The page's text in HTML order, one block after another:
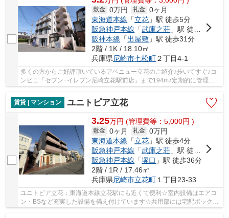
敷金 0万円 礼金 0ヶ月
東海道本線 「立花 」駅 徒歩5分
阪急神戸本線 「武庫之荘 」駅 徒歩30分
阪神本線 「出屋敷 」駅 徒歩31分
2階 / 1K / 18.10㎡
兵庫県尼崎市七松町２丁目4-1
多くの方からご好評頂いているアベニュー立花のご紹介♪歩いてすぐ♪コ
ンビニ「セブン−イレブン尼崎立花駅前店」まで194m♪定期的に管理人
賃貸 | マンション
ユニトピア立花
3.25万円 (管理費等：5,000円 )
敷金 0ヶ月 礼金 0万円
東海道本線 「立花 」駅 徒歩4分
阪急神戸本線 「武庫之荘 」駅 徒歩28分
阪急神戸本線 「塚口 」駅 徒歩36分
2階 / 1R / 17.46㎡
兵庫県尼崎市立花町 １丁目23-33
ユニトピア立花：東海道本線立花駅にも近くて便利☆室内設備はエアコ
ン・BSなど充実した設備を備え付けています☆共用部には宅配ボックス
が備え付けられているため、急なお出かけや不在...